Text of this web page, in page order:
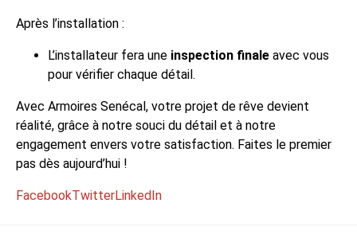
Après l’installation :
L’installateur fera une inspection finale avec vous
pour vérifier chaque détail.
Avec Armoires Senécal, votre projet de rêve devient
réalité, grâce à notre souci du détail et à notre
engagement envers votre satisfaction. Faites le premier
pas dès aujourd’hui !
FacebookTwitterLinkedIn